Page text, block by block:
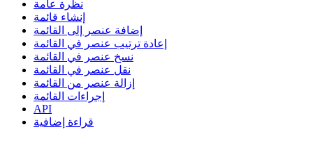
نظرة عامة
إنشاء قائمة
إضافة عنصر إلى القائمة
إعادة ترتيب عنصر في القائمة
نسخ عنصر في القائمة
نقل عنصر في القائمة
إزالة عنصر من القائمة
إجراءات القائمة
API
قراءة إضافية